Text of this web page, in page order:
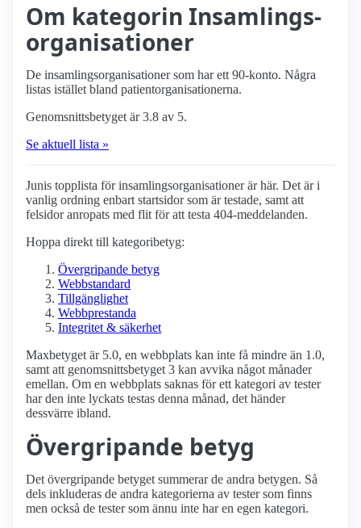
Om kategorin Insamlings­
organisationer
De insamlings­organisationer som har ett 90-konto. Några
listas istället bland patient­organisationerna.
Genomsnittsbetyget är 3.8 av 5.
Se aktuell lista »
Junis topplista för insamlings­organisationer är här. Det är i
vanlig ordning enbart startsidor som är testade, samt att
felsidor anropats med flit för att testa 404-meddelanden.
Hoppa direkt till kategoribetyg:
Övergripande betyg
Webbstandard
Tillgänglighet
Webbprestanda
Integritet & säkerhet
Maxbetyget är 5.0, en webbplats kan inte få mindre än 1.0,
samt att genomsnittsbetyget 3 kan avvika något månader
emellan. Om en webbplats saknas för ett kategori av tester
har den inte lyckats testas denna månad, det händer
dessvärre ibland.
Övergripande betyg
Det övergripande betyget summerar de andra betygen. Så
dels inkluderas de andra kategorierna av tester som finns
men också de tester som ännu inte har en egen kategori.